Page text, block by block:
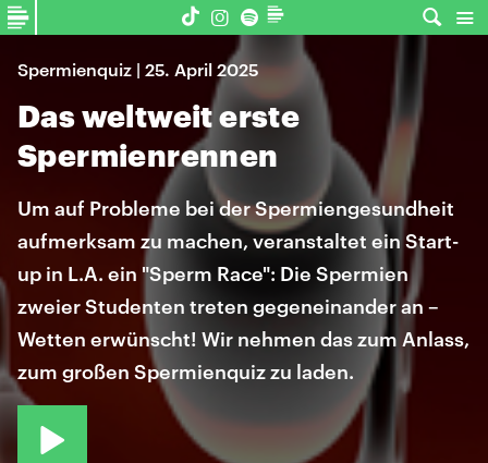
Spermienquiz | 25. April 2025
Das weltweit erste
Spermienrennen
Um auf Probleme bei der Spermiengesundheit
aufmerksam zu machen, veranstaltet ein Start-
up in L.A. ein "Sperm Race": Die Spermien
zweier Studenten treten gegeneinander an –
Wetten erwünscht! Wir nehmen das zum Anlass,
zum großen Spermienquiz zu laden.